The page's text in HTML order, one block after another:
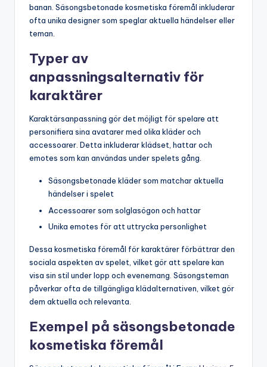
banan. Säsongsbetonade kosmetiska föremål inkluderar
ofta unika designer som speglar aktuella händelser eller
teman.
Typer av
anpassningsalternativ för
karaktärer
Karaktärsanpassning gör det möjligt för spelare att
personifiera sina avatarer med olika kläder och
accessoarer. Detta inkluderar klädset, hattar och
emotes som kan användas under spelets gång.
Säsongsbetonade kläder som matchar aktuella
händelser i spelet
Accessoarer som solglasögon och hattar
Unika emotes för att uttrycka personlighet
Dessa kosmetiska föremål för karaktärer förbättrar den
sociala aspekten av spelet, vilket gör att spelare kan
visa sin stil under lopp och evenemang. Säsongsteman
påverkar ofta de tillgängliga klädalternativen, vilket gör
dem aktuella och relevanta.
Exempel på säsongsbetonade
kosmetiska föremål